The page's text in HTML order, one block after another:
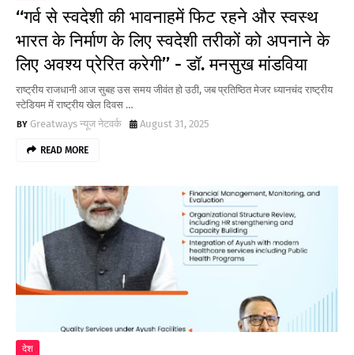
‘‘गर्व से स्वदेशी की भावनाहमें फिट रहने और स्वस्थ
भारत के निर्माण के लिए स्वदेशी तरीकों को अपनाने के
लिए अवश्‍य प्रेरित करेगी’’ - डॉ. मनसुख मांडविया
राष्ट्रीय राजधानी आज सुबह उस समय जीवंत हो उठी, जब प्रतिष्ठित मेजर ध्यानचंद राष्ट्रीय
स्टेडियम में राष्ट्रीय खेल दिवस …
Greatways न्यूज नेटवर्क
August 31, 2025
READ MORE
देश